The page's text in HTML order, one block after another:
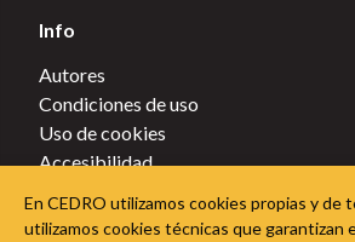
Info
Autores
Condiciones de uso
Uso de cookies
Accesibilidad
Política de cookies
En CEDRO utilizamos cookies propias y de
utilizamos cookies técnicas que garantizan